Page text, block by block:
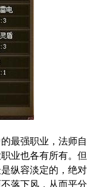
最强职业，法师自
业也各有所有。但
纵容淡定的，绝对
落下风，从而平分